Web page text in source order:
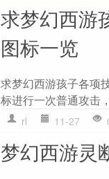
求梦幻西游
图标一览
求梦幻西游孩子各项
标进行一次普通攻击
rl 11-27
梦幻西游灵